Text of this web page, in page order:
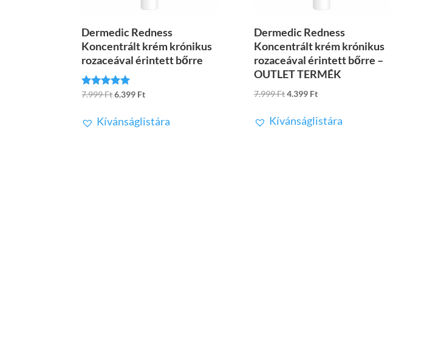
Dermedic Redness
Koncentrált krém krónikus
rozaceával érintett bőrre
Értékelés:
7.999FtOriginal
was:
6.399 FtCurrent
is:
Kívánságlistára
Dermedic Redness
Koncentrált krém krónikus
rozaceával érintett bőrre –
OUTLET TERMÉK
7.999FtOriginal
was:
4.399 FtCurrent
is:
Kívánságlistára